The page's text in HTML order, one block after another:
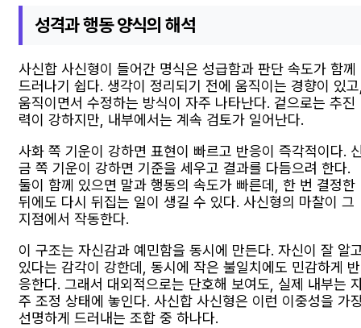
성격과 행동 양식의 해석
사신합 사신형이 들어간 명식은 성급함과 판단 속도가 함께
드러나기 쉽다. 생각이 정리되기 전에 움직이는 경향이 있
움직이면서 수정하는 방식이 자주 나타난다. 겉으로는 추진
력이 강하지만, 내부에서는 계속 검토가 일어난다.
사화 쪽 기운이 강하면 표현이 빠르고 반응이 즉각적이다.
금 쪽 기운이 강하면 기준을 세우고 결과를 다듬으려 한다.
둘이 함께 있으면 말과 행동의 속도가 빠른데, 한 번 결정한
뒤에도 다시 뒤집는 일이 생길 수 있다. 사신형의 마찰이 그
지점에서 작동한다.
이 구조는 자신감과 예민함을 동시에 만든다. 자신이 잘 알
있다는 감각이 강한데, 동시에 작은 불일치에도 민감하게 반
응한다. 그래서 대외적으로는 단호해 보여도, 실제 내부는
주 조정 상태에 놓인다. 사신합 사신형은 이런 이중성을 가
선명하게 드러내는 조합 중 하나다.